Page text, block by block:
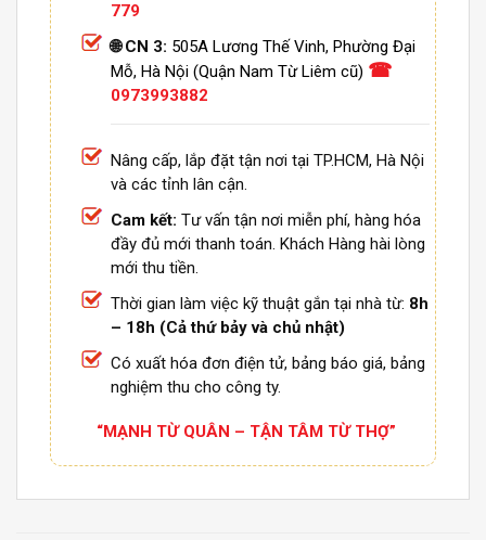
779
🌐 CN 3: 505A Lương Thế Vinh, Phường Đại
Mỗ, Hà Nội (Quận Nam Từ Liêm cũ) ☎
0973993882
Nâng cấp, lắp đặt tận nơi tại TP.HCM, Hà Nội
và các tỉnh lân cận.
Cam kết: Tư vấn tận nơi miễn phí, hàng hóa
đầy đủ mới thanh toán. Khách Hàng hài lòng
mới thu tiền.
Thời gian làm việc kỹ thuật gắn tại nhà từ: 8h
– 18h (Cả thứ bảy và chủ nhật)
Có xuất hóa đơn điện tử, bảng báo giá, bảng
nghiệm thu cho công ty.
“MẠNH TỪ QUÂN – TẬN TÂM TỪ THỢ”